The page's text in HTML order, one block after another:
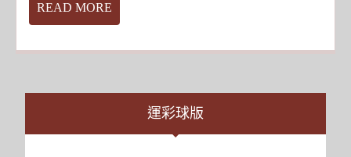
發
南
土
毬
退
馬
READ MORE
MORE
運彩球版